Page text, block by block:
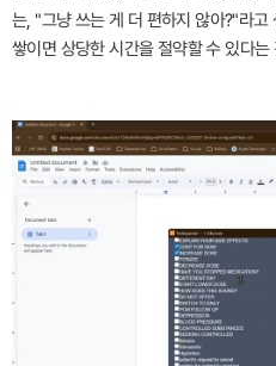
는, "그냥 쓰는 게 더 편하지 않아?"라
쌓이면 상당한 시간을 절약할 수 있다